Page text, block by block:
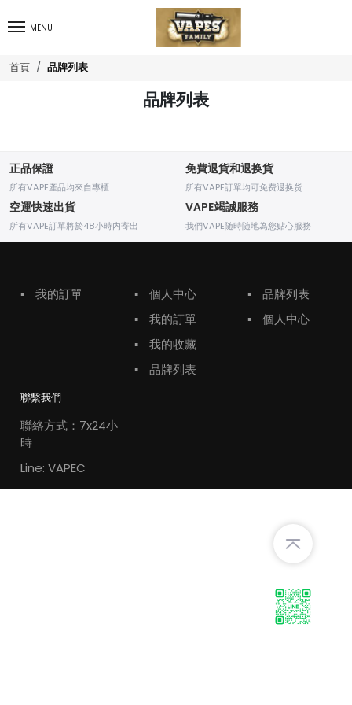
MENU
首頁 品牌列表
品牌列表
正品保證
所有VAPE產品均來自專櫃
免費退貨和退换貨
所有VAPE訂單均可免费退换货
空運快速出貨
所有VAPE訂單將於48小時内寄出
VAPE竭誠服務
我們VAPE随時随地為您贴心服務
▪ 我的訂單 ▪
個人中心
▪
我的訂單
▪
我的收藏
▪
品牌列表
▪
品牌列表
▪
個人中心
聯繫我們
聯絡方式：7x24小
時
Line: VAPEC